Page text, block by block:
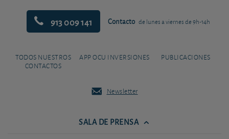
913 009 141 Contacto de lunes a viernes de 9h-14h
TODOS NUESTROS
CONTACTOS
APP OCU INVERSIONES PUBLICACIONES
Newsletter
SALA DE PRENSA